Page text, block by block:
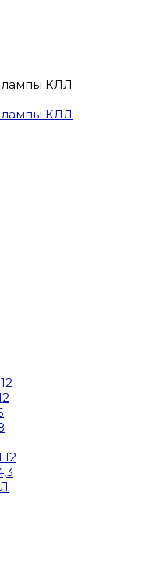
лампы КЛЛ
лампы КЛЛ